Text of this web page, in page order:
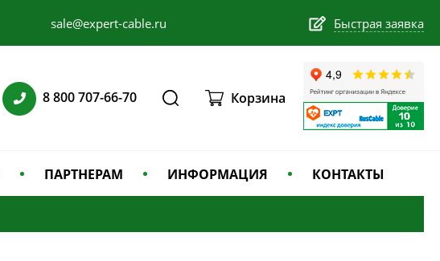
sale@expert-cable.ru Быстрая заявка
8 800 707-66-70 Корзина
ПАРТНЕРАМ ИНФОРМАЦИЯ КОНТАКТЫ